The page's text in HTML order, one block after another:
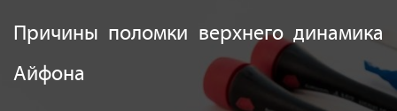
Причины поломки верхнего динамика
Айфона